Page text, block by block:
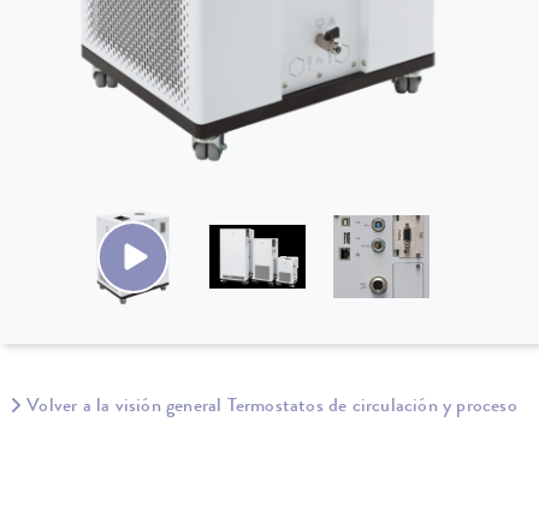
Volver a la visión general Termostatos de circulación y proceso